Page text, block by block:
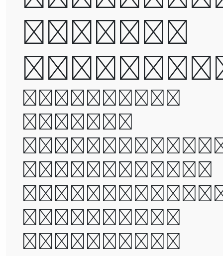
but not
It was the
best of
times, it
the worst of
times, it
the age of
wisdom, it